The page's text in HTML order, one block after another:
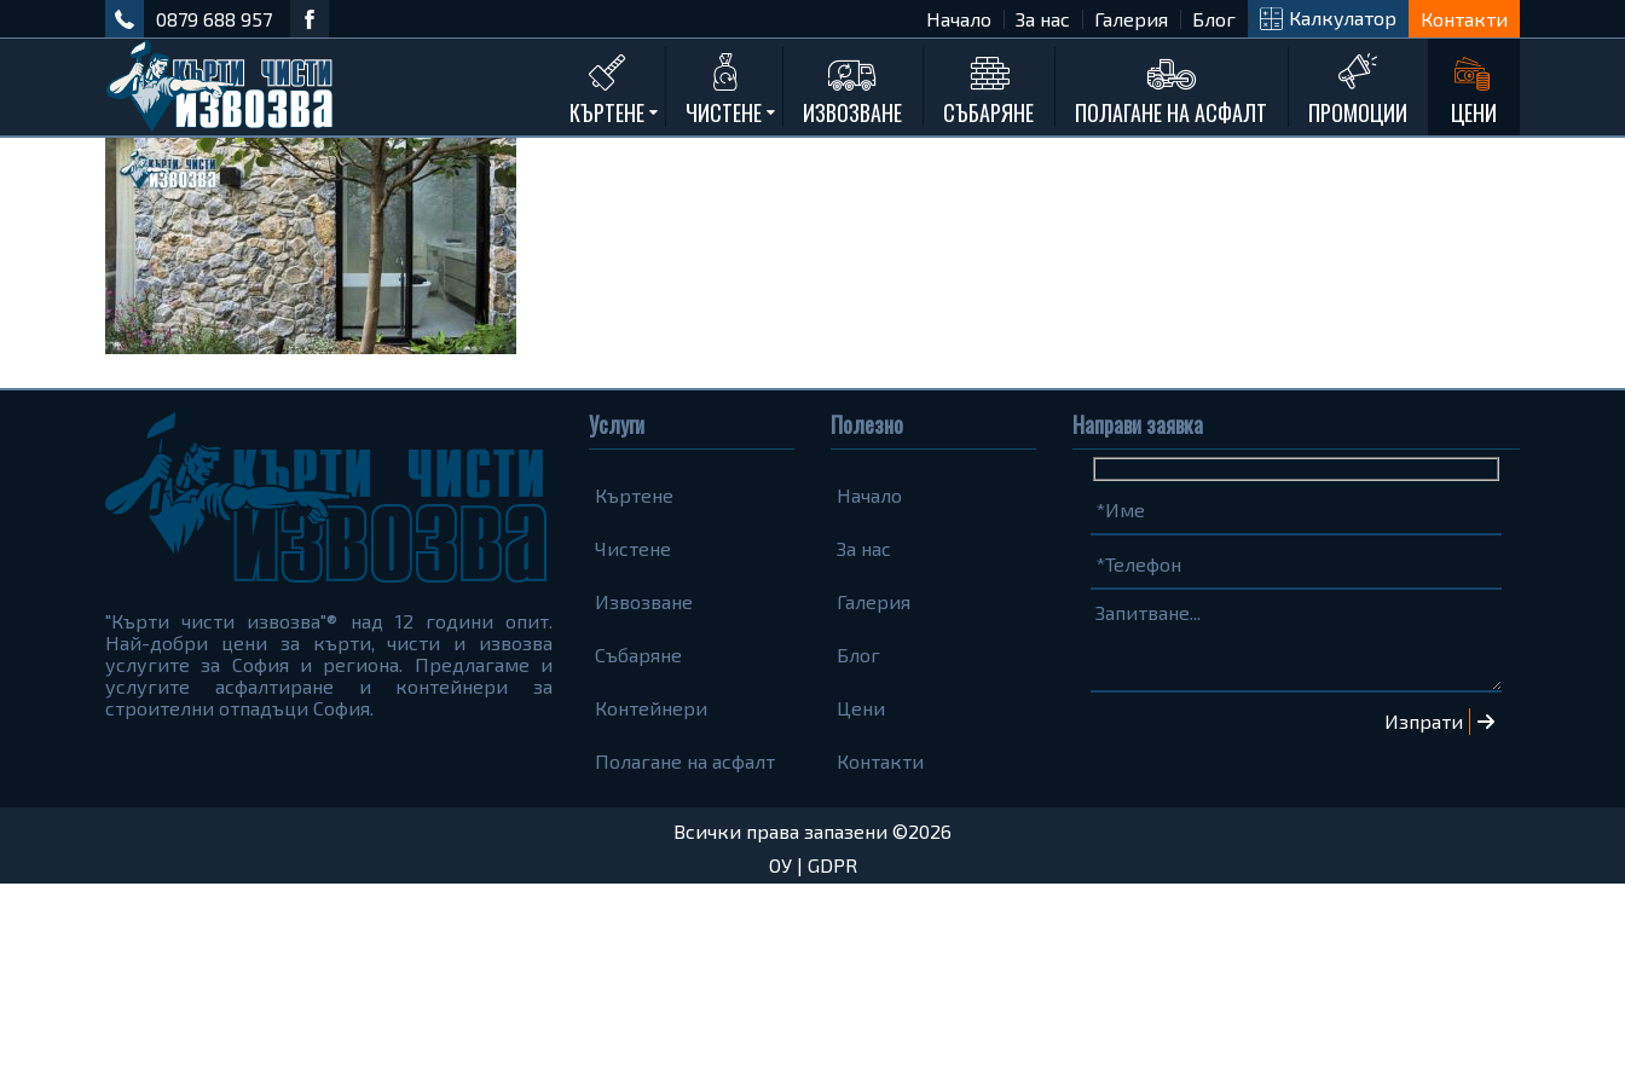
0879 688 957 Начало За нас Галерия Блог Калкулатор Контакти
КЪРТЕНЕ
Къртене на дограма и подпрозорец
ЧИСТЕНЕ ИЗВОЗВАНЕ СЪБАРЯНЕ ПОЛАГАНЕ НА АСФАЛТ ПРОМОЦИИ ЦЕНИ
"Кърти чисти извозва"® над 12 години опит.
Най-добри цени за кърти, чисти и извозва
услугите за София и региона. Предлагаме и
услугите асфалтиране и контейнери за
строителни отпадъци София.
Услуги
Къртене
Чистене
Извозване
Събаряне
Контейнери
Полагане на асфалт
Полезно
Начало
За нас
Галерия
Блог
Цени
Контакти
Направи заявка
Име
(задължително)
Телефон
(задължително)
Запитване...
Всички права запазени ©2026
ОУ| GDPR